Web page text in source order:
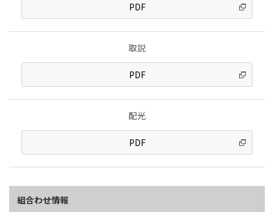
PDF
取説
PDF
配光
PDF
組合わせ情報